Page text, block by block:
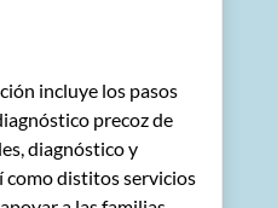
incluye los pasos
precoz de
diagnóstico y
como distitos servicios